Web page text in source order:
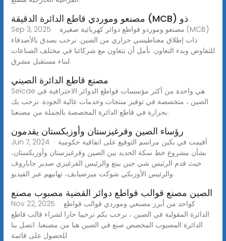
مصنعو وموردي قاطع الدائرة الدقيقة (MCB) ذو
Sep 3, 2025 · مصنعو وموردو قواطع دوائر كهربائية صغيرة (MCB)
ذات إطلاق مغناطيسي حراري من الصين. نرحب بصدق بالأصدقاء
للتفاوض وبدء التعاون. نأمل أن نتعاون مع شركائنا في مختلف الصناعات
لبناء مستقبل مشرق.
مصنع قاطع الدائرة الصيني
Seicae هي واحدة من أكثر مؤسسات قواطع الدوائر الاحترافية في
الصين ، متخصصة في توفير منتجات وخدمات عالية الجودة. نرحب بك
بحرارة في قاطع الدائرة المخصصة بالجملة من مصنعنا.
رؤساء الصين وقرغيزستان وأوزبكستان يقدمون
Jun 7, 2024 · أقيمت في بكين مراسم التوقيع على اتفاقية حكومية
بشأن مشروع خط سكة الحديد بين الصين وقرغيزستان وأوزبكستان،
حيث قدم الرئيس شي جين بينغ والرئيس القرغيزي صدير جاباروف
والرئيس الأوزبكي شوكت ميرضيايف، تهانيهم عبر الفيديو.
الصين مصنع قوالب قواطع دوائر القضية مصبوب مصنع
Nov 22, 2025 · كواحد من أبرز مصنعي وموردي قوالب قواطع
الدائرة المقولبة في الصين ، نرحب بكم ترحيبا حارا لشراء قالب قاطع
الدائرة المصبوب المخصص صنع في الصين هنا من مصنعنا. اتصل بنا
للحصول على قائمة